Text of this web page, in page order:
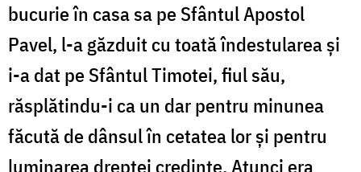
bucurie în casa sa pe Sfântul Apostol
Pavel, l-a găzduit cu toată îndestularea și
i-a dat pe Sfântul Timotei, fiul său,
răsplătindu-i ca un dar pentru minunea
făcută de dânsul în cetatea lor și pentru
luminarea dreptei credințe. Atunci era